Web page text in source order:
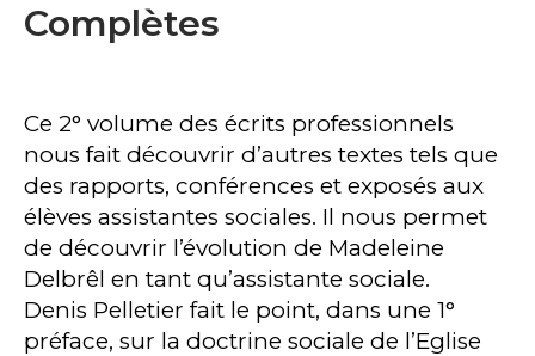
Complètes
Ce 2° volume des écrits professionnels
nous fait découvrir d’autres textes tels que
des rapports, conférences et exposés aux
élèves assistantes sociales. Il nous permet
de découvrir l’évolution de Madeleine
Delbrêl en tant qu’assistante sociale.
Denis Pelletier fait le point, dans une 1°
préface, sur la doctrine sociale de l’Eglise